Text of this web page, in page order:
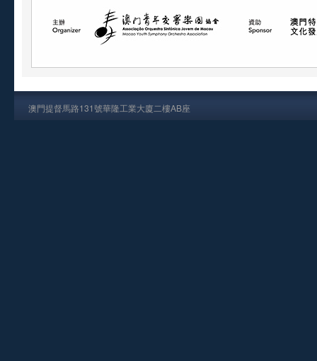
澳門提督馬路131號華隆工業大廈二樓AB座